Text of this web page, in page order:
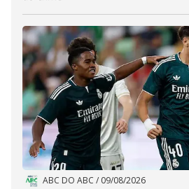
ABC DO ABC / 09/08/2026